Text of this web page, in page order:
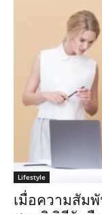
Lifestyle
เมื่อความสัม